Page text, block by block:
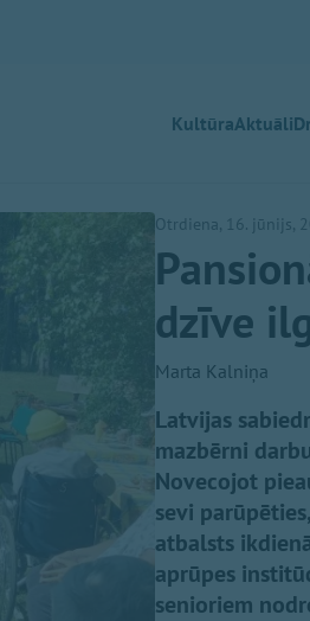
KultūraAktuāli
Otrdiena, 16. jūnijs,
dzīve
Marta Kalniņa
Latvijas
mazbērni
Novecojot
sevi
atbalsts
aprūpes
senioriem